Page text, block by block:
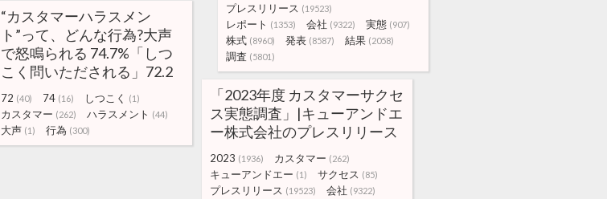
プレスリリース (19523)
レポート (1353) 会社 (9322) 実態 (907)
株式 (8960) 発表 (8587) 結果 (2058)
調査 (5801)
“カスタマーハラスメン
ト”って、どんな行為?大声
で怒鳴られる 74.7%「しつ
こく問いただされる」72.2
72 (40) 74 (16) しつこく (1)
カスタマー (262) ハラスメント (44)
大声 (1) 行為 (300)
「2023年度 カスタマーサクセ
ス実態調査」|キューアンドエ
ー株式会社のプレスリリース
2023 (1936) カスタマー (262)
キューアンドエー (1) サクセス (85)
プレスリリース (19523) 会社 (9322)